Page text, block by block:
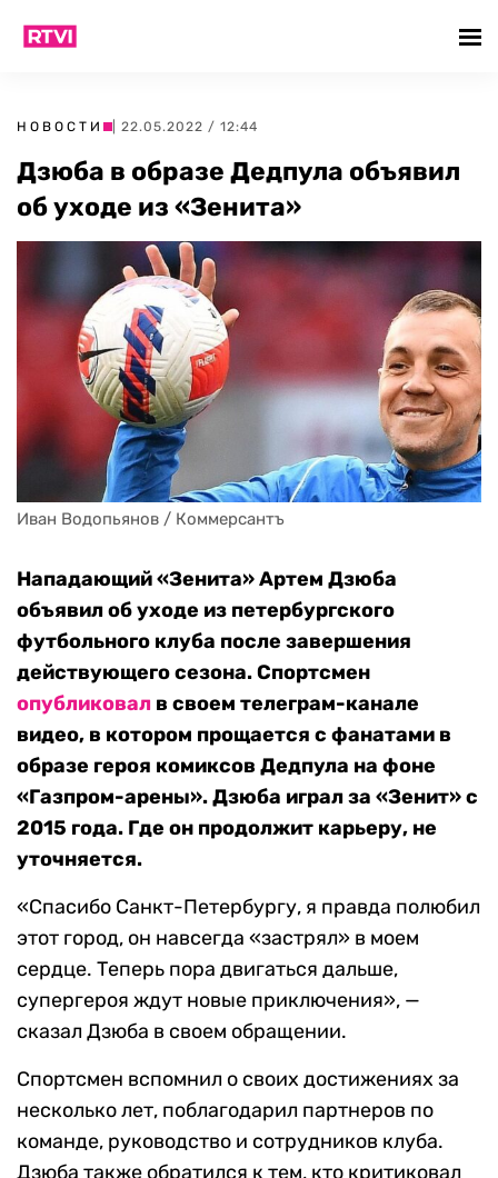
НОВОСТИ | 22.05.2022 / 12:44
Дзюба в образе Дедпула объявил
об уходе из «Зенита»
Иван Водопьянов / Коммерсантъ
Нападающий «Зенита» Артем Дзюба
объявил об уходе из петербургского
футбольного клуба после завершения
действующего сезона. Спортсмен
опубликовал в своем телеграм-канале
видео, в котором прощается с фанатами в
образе героя комиксов Дедпула на фоне
«Газпром-арены». Дзюба играл за «Зенит» с
2015 года. Где он продолжит карьеру, не
уточняется.
«Спасибо Санкт-Петербургу, я правда полюбил
этот город, он навсегда «застрял» в моем
сердце. Теперь пора двигаться дальше,
супергероя ждут новые приключения», —
сказал Дзюба в своем обращении.
Спортсмен вспомнил о своих достижениях за
несколько лет, поблагодарил партнеров по
команде, руководство и сотрудников клуба.
Дзюба также обратился к тем, кто критиковал